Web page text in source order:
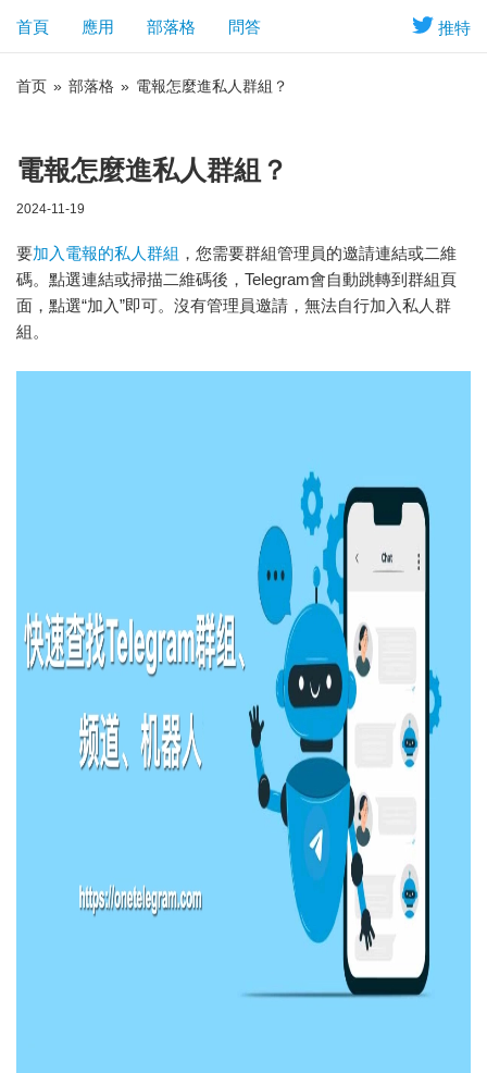
推特
首頁 應用 部落格 問答
首页 » 部落格 » 電報怎麼進私人群組？
電報怎麼進私人群組？
2024-11-19
要加入電報的私人群組 ，您需要群組管理員的邀請連結或二維
碼。點選連結或掃描二維碼後，Telegram會自動跳轉到群組頁
面，點選“加入”即可。沒有管理員邀請，無法自行加入私人群
組。